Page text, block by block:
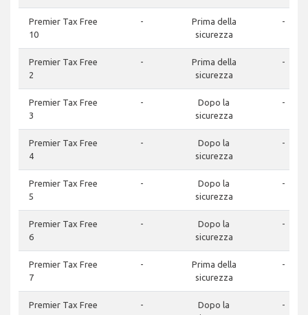
Premier Tax Free
10
-
Prima della
sicurezza
-
Premier Tax Free
2
-
Prima della
sicurezza
-
Premier Tax Free
3
-
Dopo la
sicurezza
-
Premier Tax Free
4
-
Dopo la
sicurezza
-
Premier Tax Free
5
-
Dopo la
sicurezza
-
Premier Tax Free
6
-
Dopo la
sicurezza
-
Premier Tax Free
7
-
Prima della
sicurezza
-
Premier Tax Free
-
Dopo la
-